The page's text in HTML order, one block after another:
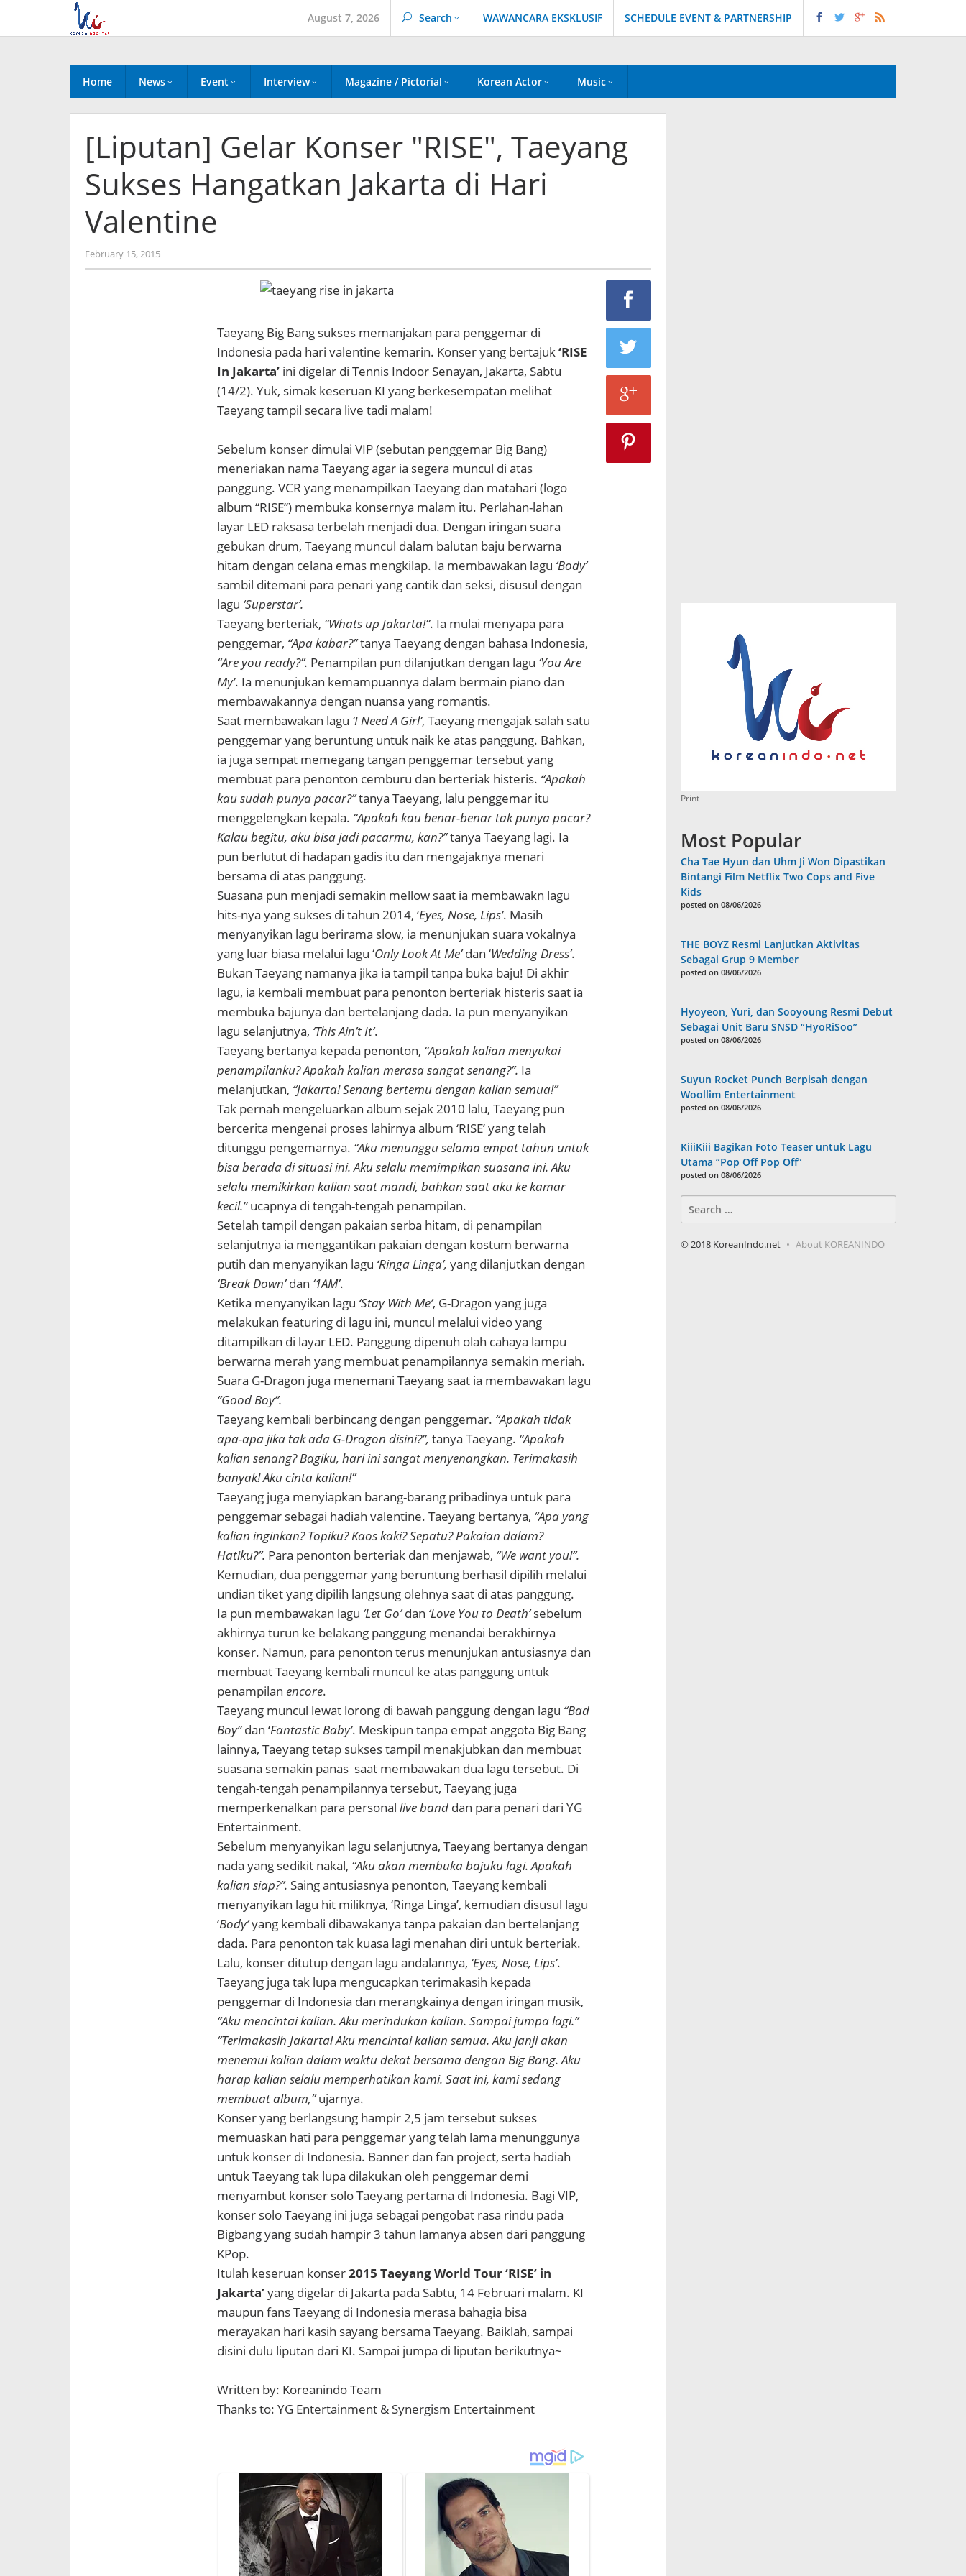
content
August 7, 2026 Search WAWANCARA EKSKLUSIF SCHEDULE EVENT & PARTNERSHIP
Home News Event Interview Magazine / Pictorial Korean Actor Music
[Liputan] Gelar Konser "RISE", Taeyang
Sukses Hangatkan Jakarta di Hari
Valentine
February 15, 2015by
Koreanindo
Taeyang Big Bang sukses memanjakan para penggemar di
Indonesia pada hari valentine kemarin. Konser yang bertajuk‘RISE
In Jakarta’ini digelar di Tennis Indoor Senayan, Jakarta, Sabtu
(14/2). Yuk, simak keseruan KI yang berkesempatan melihat
Taeyang tampil secara live tadi malam!
Sebelum konser dimulai VIP (sebutan penggemar Big Bang)
meneriakan nama Taeyang agar ia segera muncul di atas
panggung. VCR yang menampilkan Taeyang dan matahari (logo
album “RISE”) membuka konsernya malam itu. Perlahan-lahan
layar LED raksasa terbelah menjadi dua. Dengan iringan suara
gebukan drum, Taeyang muncul dalam balutan baju berwarna
hitam dengan celana emas mengkilap. Ia membawakan lagu ‘Body’
sambil ditemani para penari yang cantik dan seksi, disusul dengan
lagu ‘Superstar’.
Taeyang berteriak, “Whats up Jakarta!”. Ia mulai menyapa para
penggemar, “Apa kabar?”tanya Taeyang dengan bahasa Indonesia,
“Are you ready?”. Penampilan pun dilanjutkan dengan lagu ‘You Are
My’. Ia menunjukan kemampuannya dalam bermain piano dan
membawakannya dengan nuansa yang romantis.
Saat membawakan lagu ‘I Need A Girl’, Taeyang mengajak salah satu
penggemar yang beruntung untuk naik ke atas panggung. Bahkan,
ia juga sempat memegang tangan penggemar tersebut yang
membuat para penonton cemburu dan berteriak histeris. “Apakah
kau sudah punya pacar?”tanya Taeyang, lalu penggemar itu
menggelengkan kepala. “Apakah kau benar-benar tak punya pacar?
Kalau begitu, aku bisa jadi pacarmu, kan?”tanya Taeyang lagi. Ia
pun berlutut di hadapan gadis itu dan mengajaknya menari
bersama di atas panggung.
Suasana pun menjadi semakin mellow saat ia membawakn lagu
hits-nya yang sukses di tahun 2014, ‘Eyes, Nose, Lips’. Masih
menyanyikan lagu berirama slow, ia menunjukan suara vokalnya
yang luar biasa melalui lagu ‘Only Look At Me’dan ‘Wedding Dress’.
Bukan Taeyang namanya jika ia tampil tanpa buka baju! Di akhir
lagu, ia kembali membuat para penonton berteriak histeris saat ia
membuka bajunya dan bertelanjang dada. Ia pun menyanyikan
lagu selanjutnya, ‘This Ain’t It’.
Taeyang bertanya kepada penonton, “Apakah kalian menyukai
penampilanku? Apakah kalian merasa sangat senang?”. Ia
melanjutkan, “Jakarta! Senang bertemu dengan kalian semua!”
Tak pernah mengeluarkan album sejak 2010 lalu, Taeyang pun
bercerita mengenai proses lahirnya album ‘RISE’ yang telah
ditunggu pengemarnya. “Aku menunggu selama empat tahun untuk
bisa berada di situasi ini. Aku selalu memimpikan suasana ini. Aku
selalu memikirkan kalian saat mandi, bahkan saat aku ke kamar
kecil.”ucapnya di tengah-tengah penampilan.
Setelah tampil dengan pakaian serba hitam, di penampilan
selanjutnya ia menggantikan pakaian dengan kostum berwarna
putih dan menyanyikan lagu ‘Ringa Linga’, yang dilanjutkan dengan
‘Break Down’dan ‘1AM’.
Ketika menyanyikan lagu ‘Stay With Me’, G-Dragon yang juga
melakukan featuring di lagu ini, muncul melalui video yang
ditampilkan di layar LED. Panggung dipenuh olah cahaya lampu
berwarna merah yang membuat penampilannya semakin meriah.
Suara G-Dragon juga menemani Taeyang saat ia membawakan lagu
“Good Boy”.
Taeyang kembali berbincang dengan penggemar. “Apakah tidak
apa-apa jika tak ada G-Dragon disini?”, tanya Taeyang. “Apakah
kalian senang? Bagiku, hari ini sangat menyenangkan. Terimakasih
banyak! Aku cinta kalian!”
Taeyang juga menyiapkan barang-barang pribadinya untuk para
penggemar sebagai hadiah valentine. Taeyang bertanya, “Apa yang
kalian inginkan? Topiku? Kaos kaki? Sepatu? Pakaian dalam?
Hatiku?”. Para penonton berteriak dan menjawab, “We want you!”.
Kemudian, dua penggemar yang beruntung berhasil dipilih melalui
undian tiket yang dipilih langsung olehnya saat di atas panggung.
Ia pun membawakan lagu ‘Let Go’dan ‘Love You to Death’sebelum
akhirnya turun ke belakang panggung menandai berakhirnya
konser. Namun, para penonton terus menunjukan antusiasnya dan
membuat Taeyang kembali muncul ke atas panggung untuk
penampilan encore.
Taeyang muncul lewat lorong di bawah panggung dengan lagu “Bad
Boy”dan ‘Fantastic Baby’. Meskipun tanpa empat anggota Big Bang
lainnya, Taeyang tetap sukses tampil menakjubkan dan membuat
suasana semakin panas saat membawakan dua lagu tersebut. Di
tengah-tengah penampilannya tersebut, Taeyang juga
memperkenalkan para personal live banddan para penari dari YG
Entertainment.
Sebelum menyanyikan lagu selanjutnya, Taeyang bertanya dengan
nada yang sedikit nakal, “Aku akan membuka bajuku lagi. Apakah
kalian siap?”. Saing antusiasnya penonton, Taeyang kembali
menyanyikan lagu hit miliknya, ‘Ringa Linga’, kemudian disusul lagu
‘Body’yang kembali dibawakanya tanpa pakaian dan bertelanjang
dada. Para penonton tak kuasa lagi menahan diri untuk berteriak.
Lalu, konser ditutup dengan lagu andalannya, ‘Eyes, Nose, Lips’.
Taeyang juga tak lupa mengucapkan terimakasih kepada
penggemar di Indonesia dan merangkainya dengan iringan musik,
“Aku mencintai kalian. Aku merindukan kalian. Sampai jumpa lagi.”
“Terimakasih Jakarta! Aku mencintai kalian semua. Aku janji akan
menemui kalian dalam waktu dekat bersama dengan Big Bang. Aku
harap kalian selalu memperhatikan kami. Saat ini, kami sedang
membuat album,”ujarnya.
Konser yang berlangsung hampir 2,5 jam tersebut sukses
memuaskan hati para penggemar yang telah lama menunggunya
untuk konser di Indonesia. Banner dan fan project, serta hadiah
untuk Taeyang tak lupa dilakukan oleh penggemar demi
menyambut konser solo Taeyang pertama di Indonesia. Bagi VIP,
konser solo Taeyang ini juga sebagai pengobat rasa rindu pada
Bigbang yang sudah hampir 3 tahun lamanya absen dari panggung
KPop.
Itulah keseruan konser2015 Taeyang World Tour ‘RISE’ in
Jakarta’yang digelar di Jakarta pada Sabtu, 14 Februari malam. KI
maupun fans Taeyang di Indonesia merasa bahagia bisa
merayakan hari kasih sayang bersama Taeyang. Baiklah, sampai
disini dulu liputan dari KI. Sampai jumpa di liputan berikutnya~
Written by: Koreanindo Team
Thanks to: YG Entertainment & Synergism Entertainment
Print
Most Popular
Cha Tae Hyun dan Uhm Ji Won Dipastikan
Bintangi Film Netflix Two Cops and Five
Kids
posted on 08/06/2026
THE BOYZ Resmi Lanjutkan Aktivitas
Sebagai Grup 9 Member
posted on 08/06/2026
Hyoyeon, Yuri, dan Sooyoung Resmi Debut
Sebagai Unit Baru SNSD “HyoRiSoo”
posted on 08/06/2026
Suyun Rocket Punch Berpisah dengan
Woollim Entertainment
posted on 08/06/2026
KiiiKiii Bagikan Foto Teaser untuk Lagu
Utama “Pop Off Pop Off”
posted on 08/06/2026
for:
© 2018 KoreanIndo.net About KOREANINDO